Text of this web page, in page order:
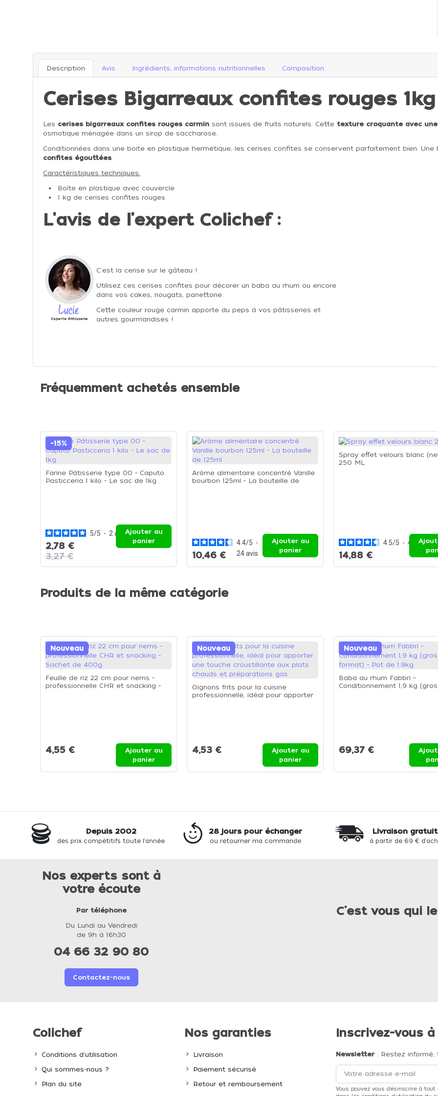
Description Avis Ingrédients, informations nutritionnelles Composition
Cerises Bigarreaux confites rouges 1kg
Les cerises bigarreaux confites rouges carmin sont issues de fruits naturels. Cette texture croquante avec
osmotique ménagée dans un sirop de saccharose.
Conditionnées dans une boite en plastique hermétique, les cerises confites se conservent parfaitement bien.
confites égouttées
Caractéristiques techniques:
Boîte en plastique avec couvercle
1 kg de cerises confites rouges
L'avis de l'expert Colichef :
C'est la cerise sur le gâteau !
Utilisez ces cerises confites pour décorer un baba au rhum ou encore
dans vos cakes, nougats, panettone.
Cette couleur rouge carmin apporte du peps à vos pâtisseries et
autres gourmandises !
Fréquemment achetés ensemble
-15%
Farine Pâtisserie type 00 - Caputo
Pasticceria 1 kilo - Le sac de 1kg
5/5 - 2 avis
2,78 €
3,27 €
Ajouter au
panier
Arôme alimentaire concentré Vanille
bourbon 125ml - La bouteille de
4.4/5 -
24avis
10,46 €
Ajouter au
panier
Spray effet velours blanc
250 ML
4.5/5 - 4 avis
14,88 €
Produits de la même catégorie
Nouveau
Feuille de riz 22 cm pour nems -
professionnelle CHR et snacking -
4,55 €
Ajouter au
panier
Nouveau
Oignons frits pour la cuisine
professionnelle, idéal pour apporter
4,53 €
Ajouter au
panier
Nouveau
Baba au rhum Fabbri –
Conditionnement 1,9 kg (gros
69,37 €
Depuis 2002
des prix compétitifs toute l'année
28 jours pour échanger
ou retourner ma commande
Livraison
à partir de 69 €
Nos experts sont à
votre écoute
Par téléphone
Du Lundi au Vendredi
de 9h à 16h30
04 66 32 90 80
Contactez-nous
C'est vous qui
Colichef
Conditions d'utilisation
Qui sommes-nous ?
Plan du site
Nos garanties
Livraison
Paiement sécurisé
Retour et remboursement
Inscrivez-vous
Newsletter: Restez informé,
Vous pouvez vous désinscrire à